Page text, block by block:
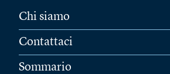
Chi siamo
Contattaci
Sommario